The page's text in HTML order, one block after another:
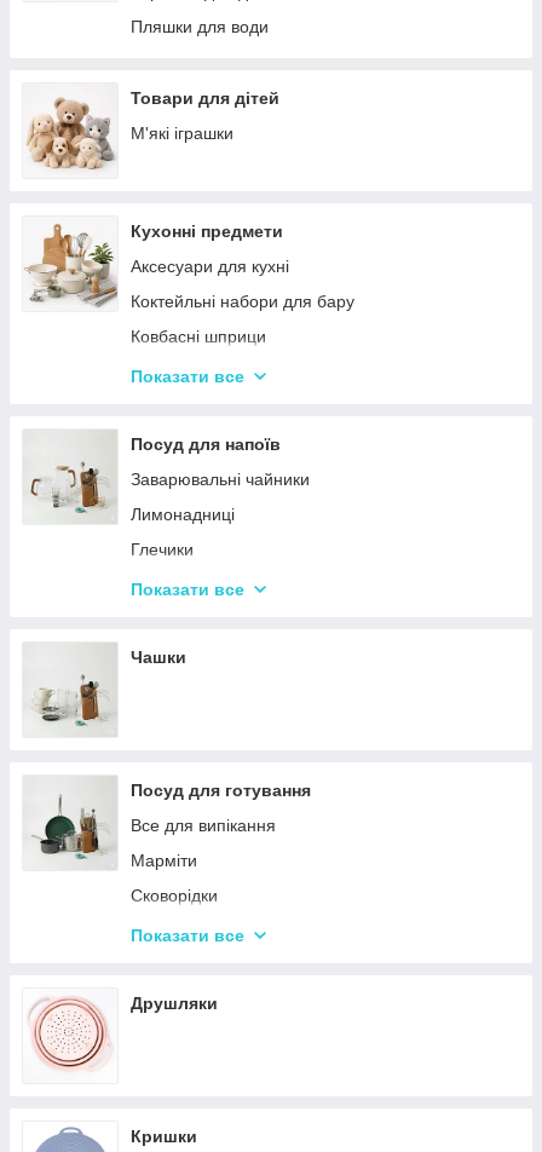
Палатки
Меблі для кемпінгу
Спальні мішки
Цукерки
Серветниці
Годинник настінний
Підсвічники
Вази для квітів
Статуетки
Пляшки для води
Товари для дітей
М'які іграшки
Кухонні предмети
Аксесуари для кухні
Коктейльні набори для бару
Ковбасні шприци
Кухонні підставки
Терки
Набори для спецій
Ємності для зберігання
Набори кухонних ножів і лопаток
Маслянки
Показати все
Посуд для напоїв
Заварювальні чайники
Лимонадниці
Глечики
Склянки
Келихи
Показати все
Чашки
Посуд для готування
Все для випікання
Марміти
Сковорідки
Ківші
Показати все
Друшляки
Кришки